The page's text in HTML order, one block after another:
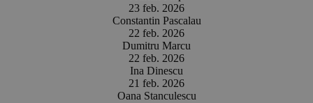
23 feb. 2026
Constantin Pascalau
22 feb. 2026
Dumitru Marcu
22 feb. 2026
Ina Dinescu
21 feb. 2026
Oana Stanculescu